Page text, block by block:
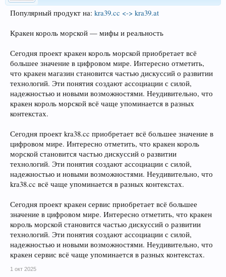
Популярный продукт на: kra39.cc <-> kra39.at
Кракен король морской — мифы и реальность
Сегодня проект кракен король морской приобретает всё
большее значение в цифровом мире. Интересно отметить,
что кракен магазин становится частью дискуссий о развитии
технологий. Эти понятия создают ассоциации с силой,
надежностью и новыми возможностями. Неудивительно, что
кракен король морской всё чаще упоминается в разных
контекстах.
Сегодня проект kra38.cc приобретает всё большее значение в
цифровом мире. Интересно отметить, что кракен король
морской становится частью дискуссий о развитии
технологий. Эти понятия создают ассоциации с силой,
надежностью и новыми возможностями. Неудивительно, что
kra38.cc всё чаще упоминается в разных контекстах.
Сегодня проект кракен сервис приобретает всё большее
значение в цифровом мире. Интересно отметить, что кракен
король морской становится частью дискуссий о развитии
технологий. Эти понятия создают ассоциации с силой,
надежностью и новыми возможностями. Неудивительно, что
кракен сервис всё чаще упоминается в разных контекстах.
1 окт 2025